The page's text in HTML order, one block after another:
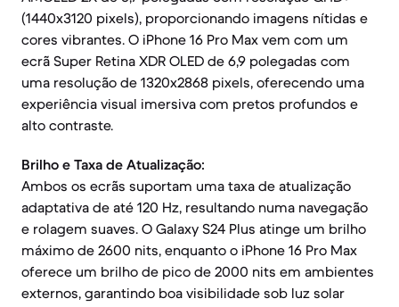
(1440x3120 pixels), proporcionando imagens nítidas e
cores vibrantes. O iPhone 16 Pro Max vem com um
ecrã Super Retina XDR OLED de 6,9 polegadas com
uma resolução de 1320x2868 pixels, oferecendo uma
experiência visual imersiva com pretos profundos e
alto contraste.
Brilho e Taxa de Atualização:
Ambos os ecrãs suportam uma taxa de atualização
adaptativa de até 120 Hz, resultando numa navegação
e rolagem suaves. O Galaxy S24 Plus atinge um brilho
máximo de 2600 nits, enquanto o iPhone 16 Pro Max
oferece um brilho de pico de 2000 nits em ambientes
externos, garantindo boa visibilidade sob luz solar